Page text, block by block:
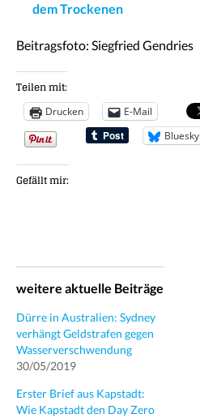
dem Trockenen
Beitragsfoto: Siegfried Gendries
Teilen mit:
Drucken E-Mail
Bluesky
Gefällt mir:
weitere aktuelle Beiträge
Dürre in Australien: Sydney
verhängt Geldstrafen gegen
Wasserverschwendung
30/05/2019
Erster Brief aus Kapstadt:
Wie Kapstadt den Day Zero